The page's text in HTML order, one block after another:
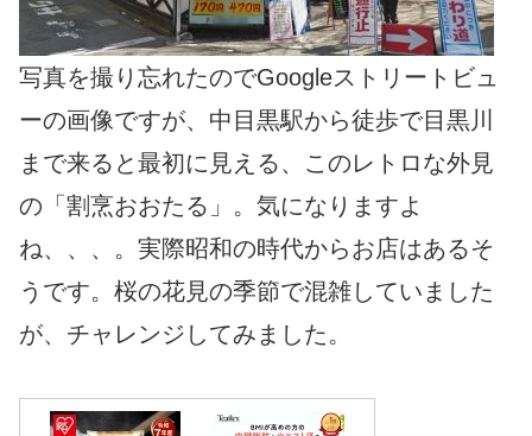
写真を撮り忘れたのでGoogleストリートビュ
ーの画像ですが、中目黒駅から徒歩で目黒川
まで来ると最初に見える、このレトロな外見
の「割烹おおたる」。気になりますよ
ね、、、。実際昭和の時代からお店はあるそ
うです。桜の花見の季節で混雑していました
が、チャレンジしてみました。